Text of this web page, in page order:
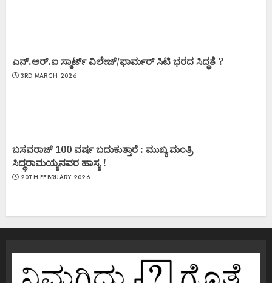
ಎನ್.ಆರ್.ಐ ಸ್ಮಾರ್ಟ್ ವಿಲೇಜ್/ಫಾರ್ಮರ್ ಸಿಟಿ ಭರದ ಸಿದ್ಧತೆ ?
3RD MARCH 2026
ಬಸವರಾಜ್ 100 ವರ್ಷ ಬದುಕುತ್ತಾರೆ : ಮುಖ್ಯ ಮಂತ್ರಿ
ಸಿದ್ಧರಾಮಯ್ಯನವರ ಹಾಸ್ಯ !
20TH FEBRUARY 2026